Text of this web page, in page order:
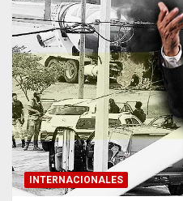
INTERNACIONALES